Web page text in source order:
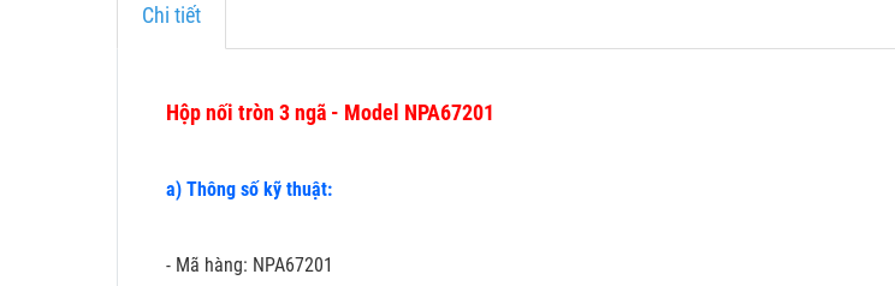
Chi tiết
Hộp nối tròn 3 ngã - Model NPA67201
a) Thông số kỹ thuật:
- Mã hàng: NPA67201